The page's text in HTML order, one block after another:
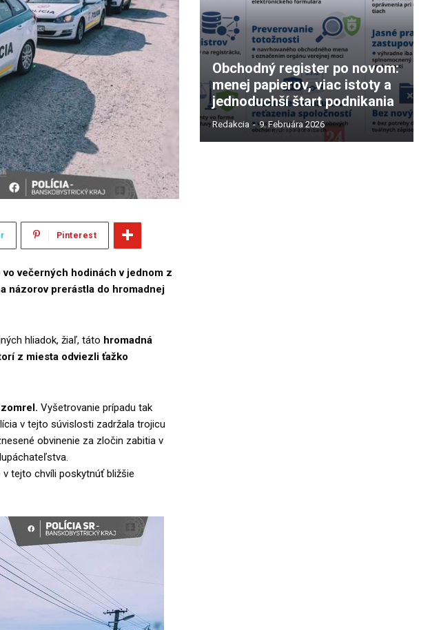
Pinterest
večerných hodinách v jednom z
názorov prerástla do hromadnej
hliadok, žiaľ, táto hromadná
z miesta odviezli ťažko
Vyšetrovanie prípadu tak
v tejto súvislosti zadržala trojicu
obvinenie za zločin zabitia v
tejto chvíli poskytnúť bližšie
Obchodný register po novom:
menej papierov, viac istoty a
jednoduchší štart podnikania
Redakcia - 9. Februára 2026